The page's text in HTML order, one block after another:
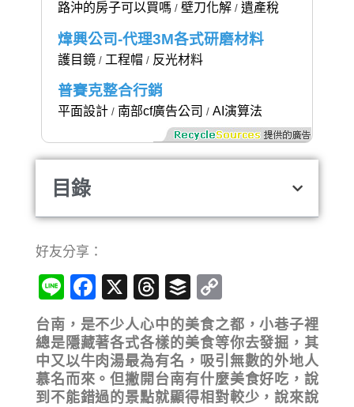
路沖的房子可以買嗎 / 壁刀化解/ 遺產稅
煒興公司-代理3M各式研磨材料
護目鏡/ 工程帽 / 反光材料
普賽克整合行銷
平面設計/ 南部cf廣告公司 / AI演算法
目錄
好友分享：
LineFacebook
X Threads
Buffer
Link
台南，是不少人心中的美食之都，小巷子裡
總是隱藏著各式各樣的美食等你去發掘，其
中又以牛肉湯最為有名，吸引無數的外地人
慕名而來。但撇開台南有什麼美食好吃，說
到不能錯過的景點就顯得相對較少，說來說